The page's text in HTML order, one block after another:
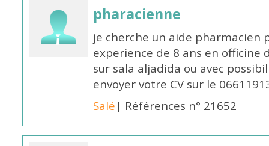
pharacienne
je cherche un aide pharmacien
experience de 8 ans en
sur sala aljadida ou avec
envoyer votre CV sur le
Salé | Références n° 21652